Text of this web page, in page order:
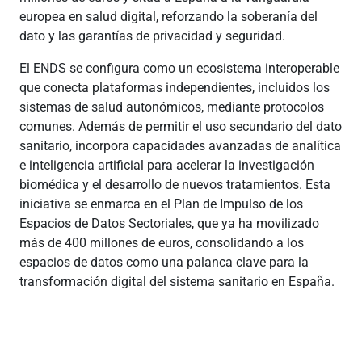
europea en salud digital, reforzando la soberanía del
dato y las garantías de privacidad y seguridad.
El ENDS se configura como un ecosistema interoperable
que conecta plataformas independientes, incluidos los
sistemas de salud autonómicos, mediante protocolos
comunes. Además de permitir el uso secundario del dato
sanitario, incorpora capacidades avanzadas de analítica
e inteligencia artificial para acelerar la investigación
biomédica y el desarrollo de nuevos tratamientos. Esta
iniciativa se enmarca en el Plan de Impulso de los
Espacios de Datos Sectoriales, que ya ha movilizado
más de 400 millones de euros, consolidando a los
espacios de datos como una palanca clave para la
transformación digital del sistema sanitario en España.